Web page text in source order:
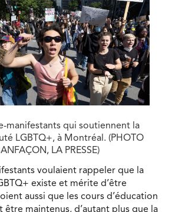
manifestants qui soutiennent la
LGBTQ+, à Montréal. (PHOTO
LA PRESSE)
voulaient rappeler que la
existe et mérite d’être
aussi que les cours d’éducation
être maintenus, d’autant plus que la